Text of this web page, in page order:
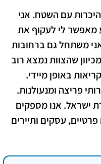
עם השטח. אני
מאפשר לי לעקוף את
משתחל גם ברחובות
שהצוות נמצא רוב
באופן מיידי.
פריצה ומנעולנות.
ישראל. אנו מספקים
עסקים ותיירים